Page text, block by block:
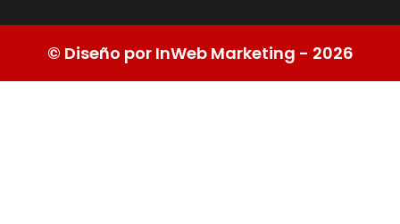
© Diseño por InWeb Marketing - 2026